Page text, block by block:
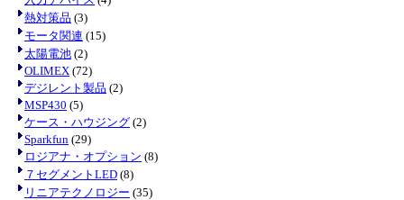
熱対策品 (3)
モータ関連 (15)
太陽電池 (2)
OLIMEX (72)
デジレント製品 (2)
MSP430 (5)
ケース・ハウジング (2)
Sparkfun (29)
ロジアナ・オプション (8)
７セグメントLED (8)
リニアテクノロジー (35)